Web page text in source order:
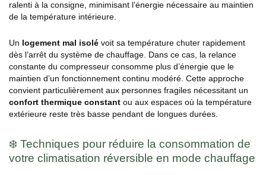
ralenti à la consigne, minimisant l’énergie nécessaire au maintien
de la température intérieure.
Un logement mal isolé voit sa température chuter rapidement
dès l’arrêt du système de chauffage. Dans ce cas, la relance
constante du compresseur consomme plus d’énergie que le
maintien d’un fonctionnement continu modéré. Cette approche
convient particulièrement aux personnes fragiles nécessitant un
confort thermique constant ou aux espaces où la température
extérieure reste très basse pendant de longues durées.
❄️ Techniques pour réduire la consommation de
votre climatisation réversible en mode chauffage